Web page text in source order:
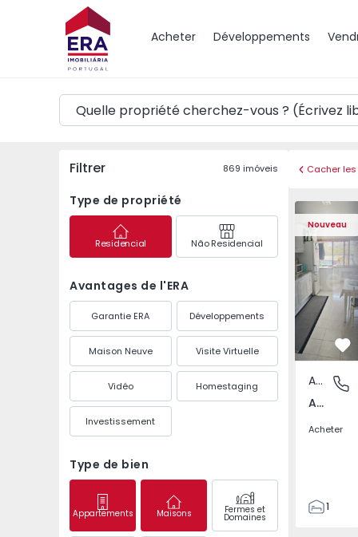
Acheter Développements
Carte
Filtrer 869 imóveis
Type de propriété
Residencial Não Residencial
Avantages de l'ERA
Garantie ERA Développements
Maison Neuve Visite Virtuelle
Vidéo Homestaging
Investissement
Type de bien
Appartements Maisons Fermes et
Domaines
Cacher
Nouveau
Appartement T1
Appartement
Arcozelo, Porto
Acheter
1